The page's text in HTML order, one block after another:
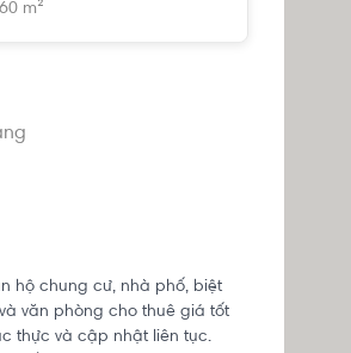
60 m²
hộ chung cư, nhà phố, biệt
văn phòng cho thuê giá tốt
thực và cập nhật liên tục.